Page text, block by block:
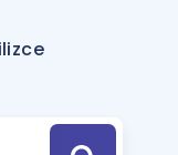
için Öneriler
Tek Takvimde